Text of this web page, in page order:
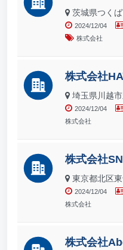
茨城県つく
2024/12/04
株式会社
株式会社
埼玉県川越
2024/12/04
株式会社
株式会社
東京都北区
2024/12/04
株式会社
株式会社